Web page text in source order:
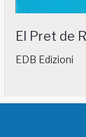
El Pret de
EDB Edizioni